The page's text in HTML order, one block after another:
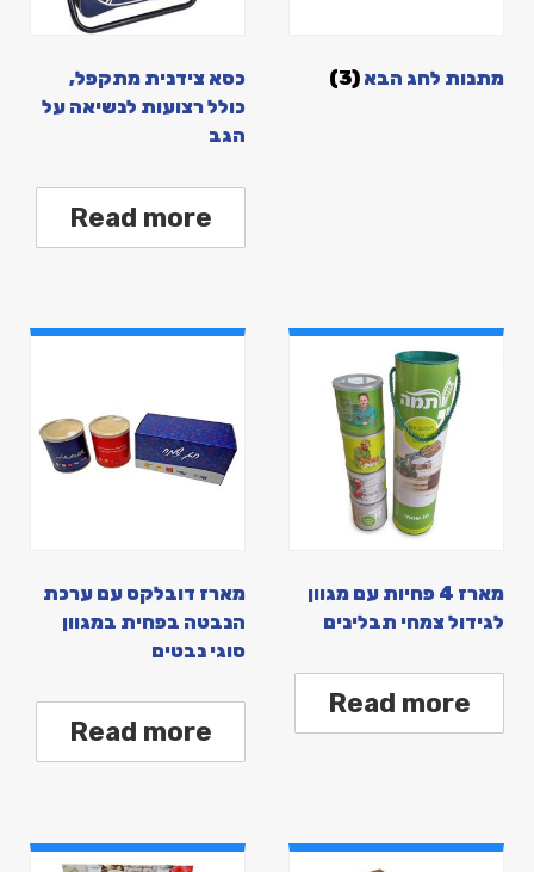
מתנות לחג הבא (3)
כסא צידנית מתקפל,
כולל רצועות לנשיאה על
הגב
Read more
מארז 4 פחיות עם מגוון
לגידול צמחי תבלינים
Read more
מארז דובלקס עם ערכת
הנבטה בפחית במגוון
סוגי נבטים
Read more